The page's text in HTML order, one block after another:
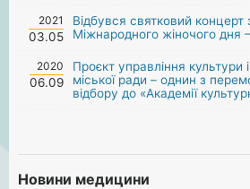
2021
03.05
Відбувся святковий концерт
Міжнародного жіночого дня
2020
06.09
Проєкт управління культури
міської ради – однин з
відбору до «Академії
Новини медицини